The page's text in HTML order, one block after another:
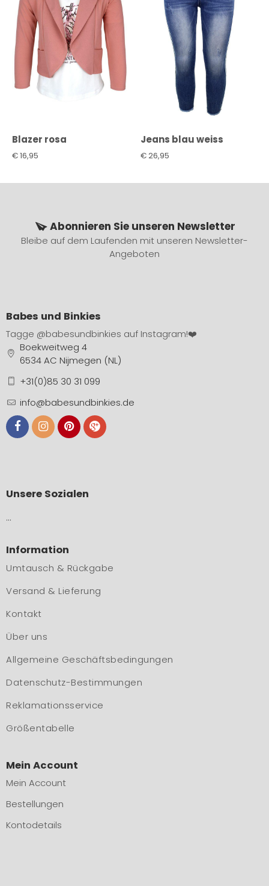
Blazer rosa
€16,95
Jeans blau weiss
€26,95
Abonnieren Sie unseren Newsletter
Bleibe auf dem Laufenden mit unseren Newsletter-
Angeboten
Babes und Binkies
Tagge @babesundbinkies auf Instagram!❤️
Boekweitweg 4
6534 AC Nijmegen (NL)
+31(0)85 30 31 099
info@babesundbinkies.de
Unsere Sozialen
…
Information
Umtausch & Rückgabe
Versand & Lieferung
Kontakt
Über uns
Allgemeine Geschäftsbedingungen
Datenschutz-Bestimmungen
Reklamationsservice
Größentabelle
Mein Account
Mein Account
Bestellungen
Kontodetails